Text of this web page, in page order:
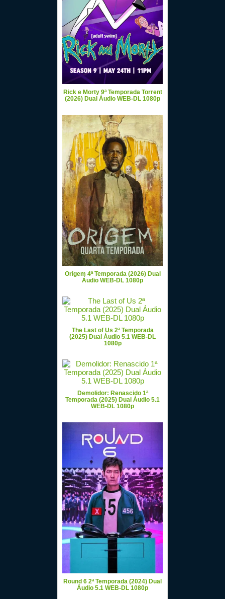
Rick e Morty 9ª Temporada Torrent
(2026) Dual Áudio WEB-DL 1080p
Origem 4ª Temporada (2026) Dual
Áudio WEB-DL 1080p
The Last of Us 2ª Temporada
(2025) Dual Áudio 5.1 WEB-DL
1080p
Demolidor: Renascido 1ª
Temporada (2025) Dual Áudio 5.1
WEB-DL 1080p
Round 6 2ª Temporada (2024) Dual
Áudio 5.1 WEB-DL 1080p